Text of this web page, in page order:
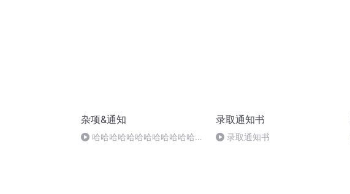
杂项&通知
哈哈哈哈哈哈哈哈哈哈哈哈哈
录取通知书
录取通知书